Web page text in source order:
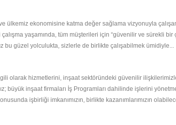
ülkemiz ekonomisine katma değer sağlama vizyonuyla
yaşamında, tüm müşterileri için “güvenilir ve sürekli bir
bu güzel yolculukta, sizlerle de birlikte çalışabilmek ümidiyle...
ilgili olarak hizmetlerini, inşaat sektöründeki güvenilir
büyük inşaat firmaları İş Programları dahilinde işlerini
işbirliği imkanımızın, birlikte kazanımlarımızın